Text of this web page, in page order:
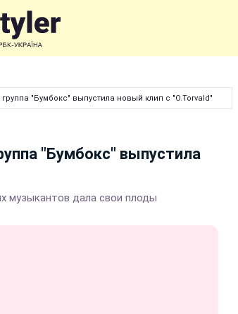
"Бумбокс" выпустила новый клип с "O.Torvald"
"Бумбокс" выпустила
музыкантов дала свои плоды